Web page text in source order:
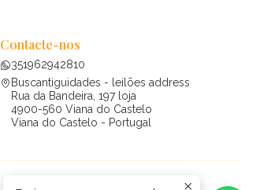
Contacte-nos
351962942810
Buscantiguidades - leilões address
Rua da Bandeira, 197 loja
4900-560 Viana do Castelo
Viana do Castelo - Portugal